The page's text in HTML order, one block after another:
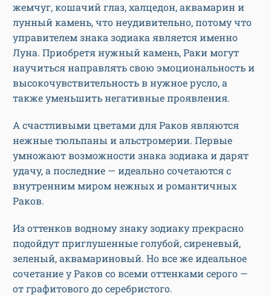
жемчуг, кошачий глаз, халцедон, аквамарин и
лунный камень, что неудивительно, потому что
управителем знака зодиака является именно
Луна. Приобретя нужный камень, Раки могут
научиться направлять свою эмоциональность и
высокочувствительность в нужное русло, а
также уменьшить негативные проявления.
А счастливыми цветами для Раков являются
нежные тюльпаны и альстромерии. Первые
умножают возможности знака зодиака и дарят
удачу, а последние — идеально сочетаются с
внутренним миром нежных и романтичных
Раков.
Из оттенков водному знаку зодиаку прекрасно
подойдут приглушенные голубой, сиреневый,
зеленый, аквамариновый. Но все же идеальное
сочетание у Раков со всеми оттенками серого —
от графитового до серебристого.